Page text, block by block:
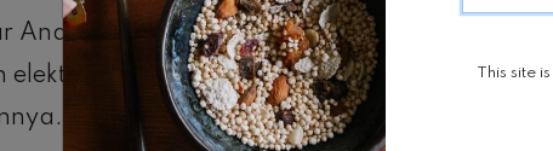
Anda menghasilkan keringat, kulit cenderung
elektrolit lainnya dari proses berkeringat This site